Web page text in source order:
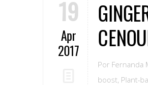
19
Apr
2017
Por Fernanda
boost, Plant-